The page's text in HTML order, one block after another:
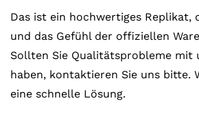
Das ist ein hochwertiges Replikat,
und das Gefühl der offiziellen
Sollten Sie Qualitätsprobleme mit
haben, kontaktieren Sie uns bitte.
eine schnelle Lösung.